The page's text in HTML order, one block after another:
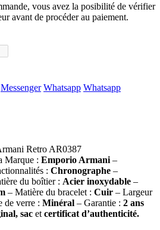
vous avez la posibilité de vérifier
avant de procéder au paiement.
Messenger Whatsapp Whatsapp
Retro AR0387
Marque : Emporio Armani –
: Chronographe –
du boîtier : Acier inoxydable –
– Matière du bracelet : Cuir – Largeur
de verre : Minéral – Garantie : 2 ans
sac et certificat d’authenticité.